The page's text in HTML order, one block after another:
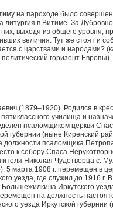
на пароходе было
литургия в Витиме. За
них, выходя из общего уровня,
величия. Тут же стоят и
с царствами и народами?
горизонт
(1879–1920). Родился в
училища и
псаломщиком церкви
губернии (ныне Киренский
должности псаломщика
к собору Спаса
Николая Чудотворца с.
5 марта 1908 г. перемещен в
уезда, где служил до 1916
Иркутского
на должность
уезда Иркутской